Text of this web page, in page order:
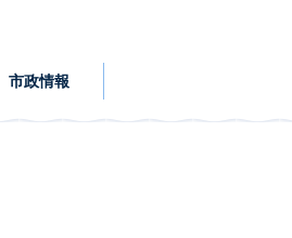
市政情報